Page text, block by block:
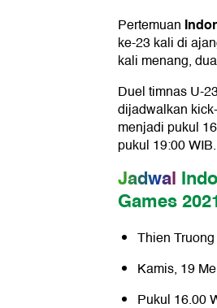
Pertemuan
ke-23 kali di
kali menang,
Duel timnas U-
dijadwalkan
menjadi pukul
pukul 19:00 WIB.
Jadwal
Games
Thien
Kamis, 19
Pukul 16.00